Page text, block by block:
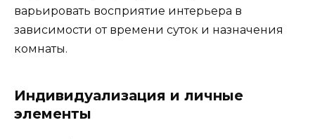
варьировать восприятие интерьера в
зависимости от времени суток и назначения
комнаты.
Индивидуализация и личные
элементы